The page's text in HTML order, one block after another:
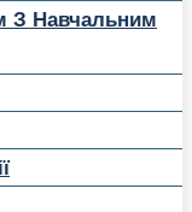
З Навчальним